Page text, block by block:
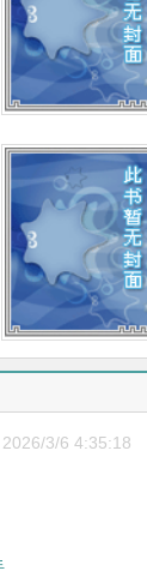
2026/3/6 4:35:18